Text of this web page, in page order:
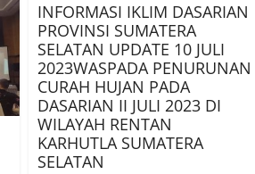
INFORMASI IKLIM DASARIAN
PROVINSI SUMATERA
SELATAN UPDATE 10 JULI
2023WASPADA PENURUNAN
CURAH HUJAN PADA
DASARIAN II JULI 2023 DI
WILAYAH RENTAN
KARHUTLA SUMATERA
SELATAN